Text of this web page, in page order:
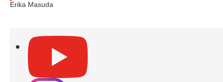
Erika Masuda